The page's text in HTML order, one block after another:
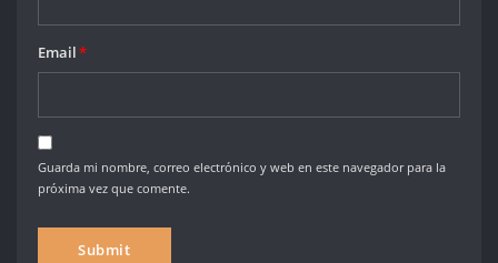
Email*
Guarda mi nombre, correo electrónico y web en este navegador para la
próxima vez que comente.